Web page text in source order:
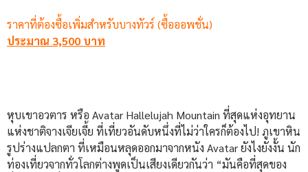
ราคาที่ต้องซื้อเพิ่มสำหรับบางทัวร์ (ซื้อออพชั่น)
ประมาณ 3,500 บาท
หุบเขาอวตาร หรือ Avatar Hallelujah Mountain ที่สุดแห่งอุทยาน
แห่งชาติจางเจียเจี้ย ที่เที่ยวอันดับหนึ่งที่ไม่ว่าใครก็ต้องไป! ภูเขาหิน
รูปร่างแปลกตา ที่เหมือนหลุดออกมาจากหนัง Avatar ยังไงยังงั้น นัก
ท่องเที่ยวจากทั่วโลกต่างพูดเป็นเสียงเดียวกันว่า “มันคือที่สุดของ